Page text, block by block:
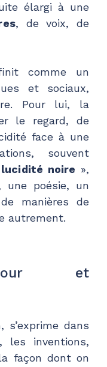
élargi à une
, de voix, de
comme un
et sociaux,
Pour lui, la
le regard, de
face à une
souvent
lucidité noire »,
une poésie, un
manières de
autrement.
et
s’exprime dans
les inventions,
façon dont on